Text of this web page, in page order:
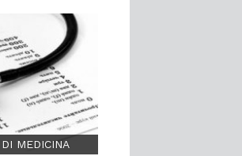
MEDICINA